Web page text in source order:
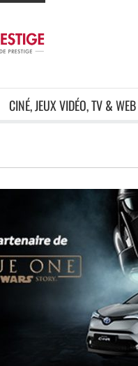
CINÉ, JEUX VIDÉO, TV & WEB